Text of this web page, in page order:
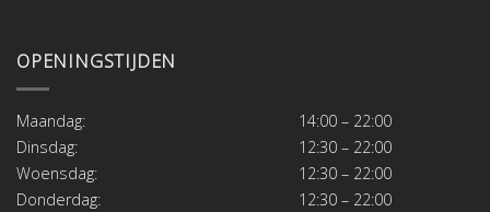
OPENINGSTIJDEN
Maandag:
14:00 – 22:00
Dinsdag:
12:30 – 22:00
Woensdag:
12:30 – 22:00
Donderdag:
12:30 – 22:00